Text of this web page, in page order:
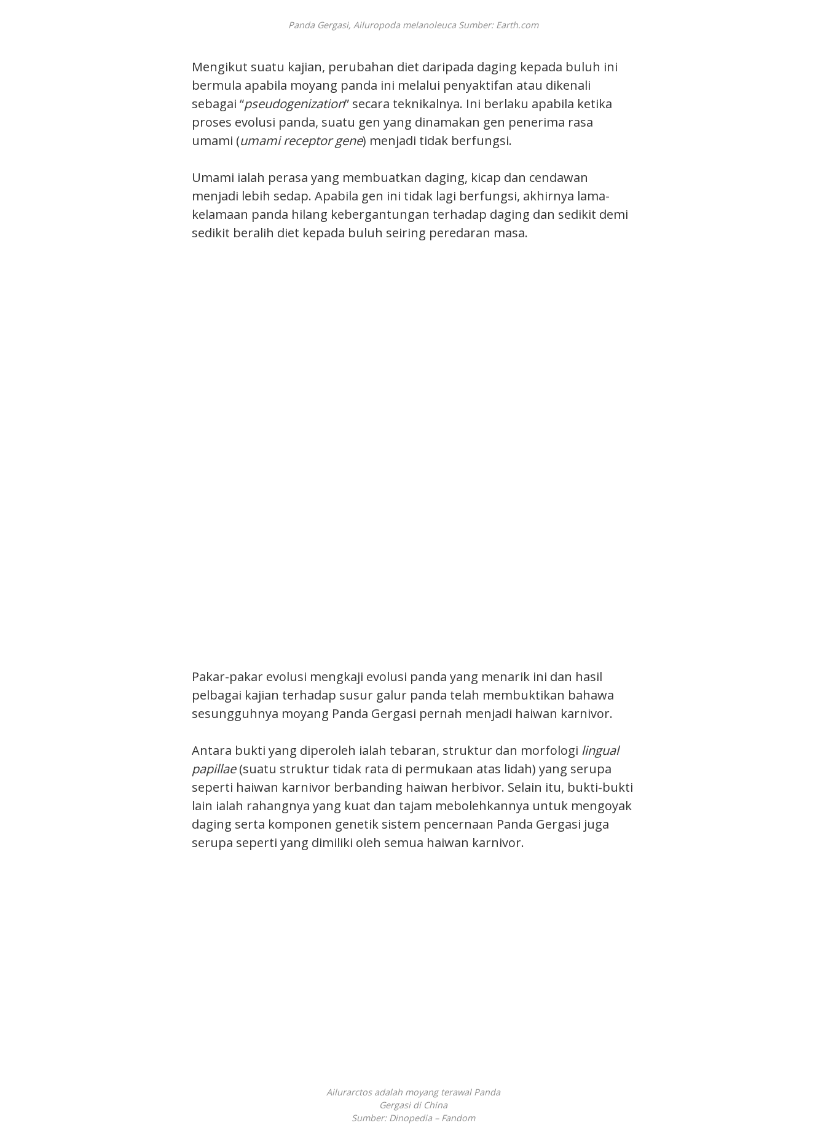
Panda Gergasi, Ailuropoda melanoleuca Sumber: Earth.com
Mengikut suatu kajian, perubahan diet daripada daging kepada buluh ini
bermula apabila moyang panda ini melalui penyaktifan atau dikenali
sebagai “pseudogenization” secara teknikalnya. Ini berlaku apabila ketika
proses evolusi panda, suatu gen yang dinamakan gen penerima rasa
umami (umami receptor gene) menjadi tidak berfungsi.
Umami ialah perasa yang membuatkan daging, kicap dan cendawan
menjadi lebih sedap. Apabila gen ini tidak lagi berfungsi, akhirnya lama-
kelamaan panda hilang kebergantungan terhadap daging dan sedikit demi
sedikit beralih diet kepada buluh seiring peredaran masa.
Pakar-pakar evolusi mengkaji evolusi panda yang menarik ini dan hasil
pelbagai kajian terhadap susur galur panda telah membuktikan bahawa
sesungguhnya moyang Panda Gergasi pernah menjadi haiwan karnivor.
Antara bukti yang diperoleh ialah tebaran, struktur dan morfologi lingual
papillae(suatu struktur tidak rata di permukaan atas lidah) yang serupa
seperti haiwan karnivor berbanding haiwan herbivor. Selain itu, bukti-bukti
lain ialah rahangnya yang kuat dan tajam mebolehkannya untuk mengoyak
daging serta komponen genetik sistem pencernaan Panda Gergasi juga
serupa seperti yang dimiliki oleh semua haiwan karnivor.
Ailurarctos adalah moyang terawal Panda
Gergasi di China
Sumber: Dinopedia – Fandom